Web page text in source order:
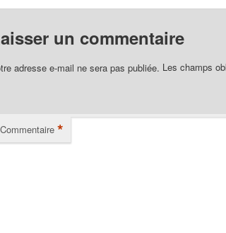
un commentaire
adresse e-mail ne sera pas publiée. Les champs
Commentaire *